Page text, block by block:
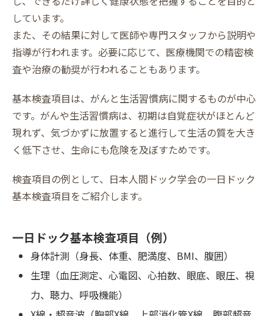
しています。
また、その結果に対して医師や専門スタッフから説明や
指導が行われます。必要に応じて、医療機関での精密検
査や治療の勧奨が行われることもあります。
基本検査項目は、がんと生活習慣病に関するものが中心
です。がんや生活習慣病は、初期は自覚症状がほとんど
現れず、気づかずに放置すると進行して生活の質を大き
く低下させ、生命にも危険を及ぼすためです。
検査項目の例として、日本人間ドック学会の一日ドック
基本検査項目をご紹介します。
一日ドック基本検査項目（例）
身体計測（身長、体重、肥満度、BMI、腹囲）
生理（血圧測定、心電図、心拍数、眼底、眼圧、視
力、聴力、呼吸機能）